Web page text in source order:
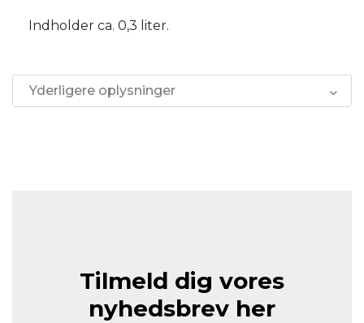
Indholder ca. 0,3 liter.
Yderligere oplysninger
Tilmeld dig vores
nyhedsbrev her